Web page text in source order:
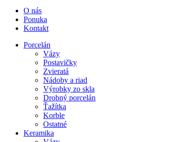
O nás
Ponuka
Kontakt
Porcelán
Vázy
Postavičky
Zvieratá
Nádoby a riad
Výrobky zo skla
Drobný porcelán
Ťažítka
Korble
Ostatné
Keramika